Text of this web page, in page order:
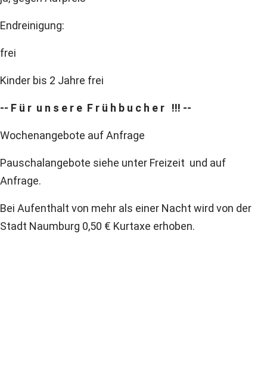
Endreinigung:
frei
Kinder bis 2 Jahre frei
-- F ü r u n s e r e F r ü h b u c h e r !!! --
Wochenangebote auf Anfrage
Pauschalangebote siehe unter Freizeit und auf
Anfrage.
Bei Aufenthalt von mehr als einer Nacht wird von der
Stadt Naumburg 0,50 € Kurtaxe erhoben.